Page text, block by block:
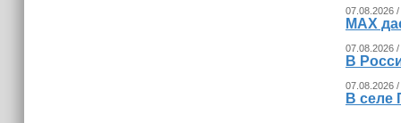
07.08.2026
MAX
07.08.2026
В
07.08.2026 /
В селе